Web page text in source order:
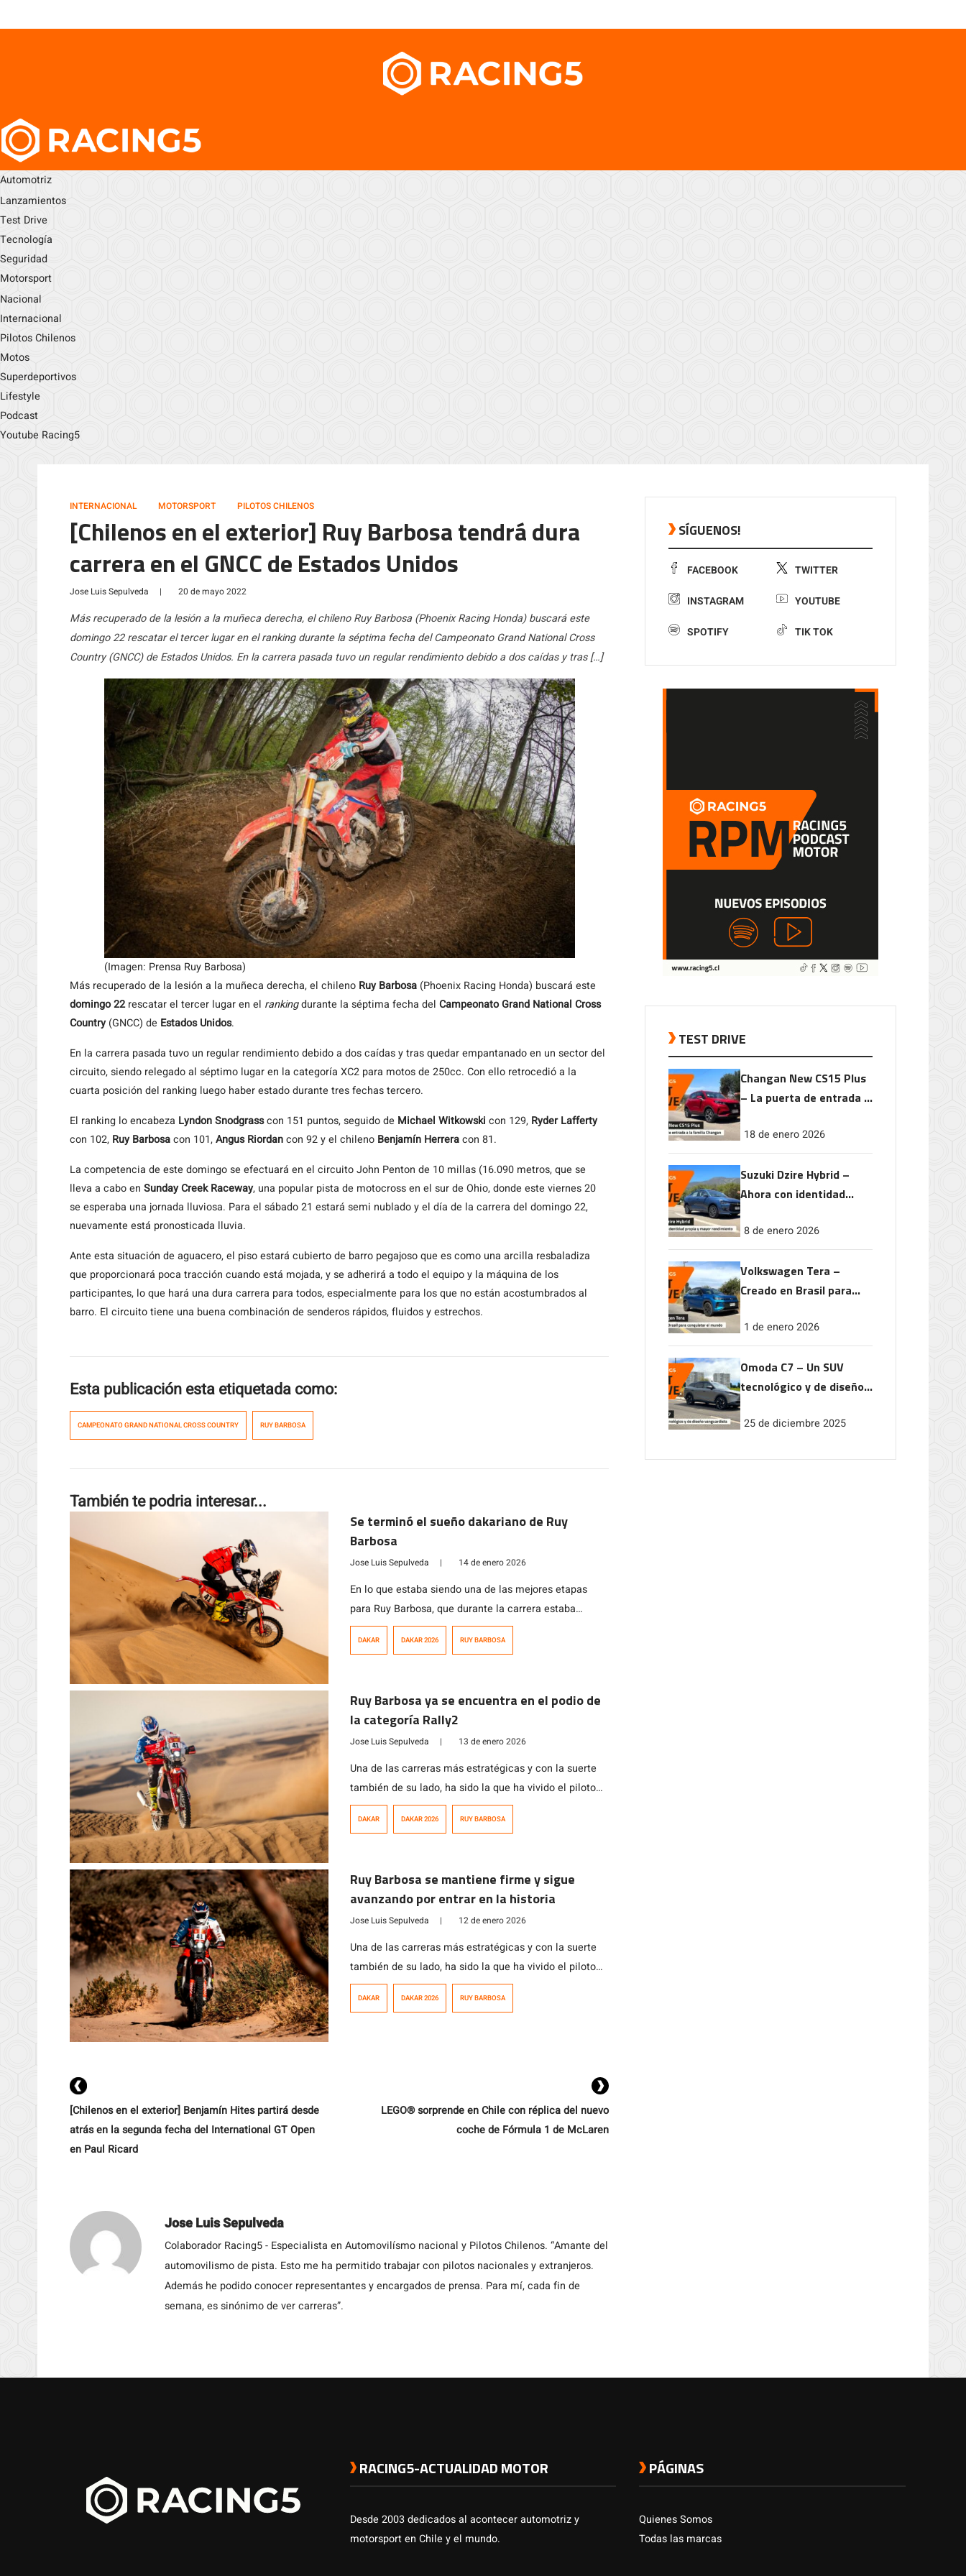
Automotriz
Lanzamientos
Test Drive
Tecnología
Seguridad
Motorsport
Nacional
Internacional
Pilotos Chilenos
Motos
Superdeportivos
Lifestyle
Podcast
Youtube Racing5
INTERNACIONAL MOTORSPORT PILOTOS CHILENOS
[Chilenos en el exterior] Ruy Barbosa tendrá dura
carrera en el GNCC de Estados Unidos
Jose Luis Sepulveda | 20 de mayo 2022
Más recuperado de la lesión a la muñeca derecha, el chileno Ruy Barbosa (Phoenix Racing Honda) buscará este
domingo 22 rescatar el tercer lugar en el ranking durante la séptima fecha del Campeonato Grand National Cross
Country (GNCC) de Estados Unidos. En la carrera pasada tuvo un regular rendimiento debido a dos caídas y tras […]
(Imagen: Prensa Ruy Barbosa)
Más recuperado de la lesión a la muñeca derecha, el chileno Ruy Barbosa (Phoenix Racing Honda) buscará este
domingo 22rescatar el tercer lugar en el rankingdurante la séptima fecha del Campeonato Grand National Cross
Country(GNCC) de Estados Unidos.
En la carrera pasada tuvo un regular rendimiento debido a dos caídas y tras quedar empantanado en un sector del
circuito, siendo relegado al séptimo lugar en la categoría XC2 para motos de 250cc. Con ello retrocedió a la
cuarta posición del ranking luego haber estado durante tres fechas tercero.
El ranking lo encabeza Lyndon Snodgrasscon 151 puntos, seguido de Michael Witkowski con 129, Ryder Lafferty
con 102, Ruy Barbosacon 101,Angus Riordancon 92 y el chileno Benjamín Herreracon 81.
La competencia de este domingo se efectuará en el circuito John Penton de 10 millas (16.090 metros, que se
lleva a cabo en Sunday Creek Raceway, una popular pista de motocross en el sur de Ohio, donde este viernes 20
se esperaba una jornada lluviosa. Para el sábado 21 estará semi nublado y el día de la carrera del domingo 22,
nuevamente está pronosticada lluvia.
Ante esta situación de aguacero, el piso estará cubierto de barro pegajoso que es como una arcilla resbaladiza
que proporcionará poca tracción cuando está mojada, y se adherirá a todo el equipo y la máquina de los
participantes, lo que hará una dura carrera para todos, especialmente para los que no están acostumbrados al
barro. El circuito tiene una buena combinación de senderos rápidos, fluidos y estrechos.
Esta publicación esta etiquetada como:
CAMPEONATO GRAND NATIONAL CROSS COUNTRY RUY BARBOSA
También te podria interesar...
Se terminó el sueño dakariano de Ruy
Barbosa
Jose Luis Sepulveda | 14 de enero 2026
En lo que estaba siendo una de las mejores etapas
para Ruy Barbosa, que durante la carrera estaba
cronometrando tiempos que lo iban a dejar P11 en la
DAKAR DAKAR 2026 RUY BARBOSA
Ruy Barbosa ya se encuentra en el podio de
la categoría Rally2
Jose Luis Sepulveda | 13 de enero 2026
Una de las carreras más estratégicas y con la suerte
también de su lado, ha sido la que ha vivido el piloto
nacional Ruy Barbosa en su categoría de debutante en
DAKAR DAKAR 2026 RUY BARBOSA
Ruy Barbosa se mantiene firme y sigue
avanzando por entrar en la historia
Jose Luis Sepulveda | 12 de enero 2026
Una de las carreras más estratégicas y con la suerte
también de su lado, ha sido la que ha vivido el piloto
nacional Ruy Barbosa en su categoría de debutante en
DAKAR DAKAR 2026 RUY BARBOSA
[Chilenos en el exterior] Benjamín Hites partirá desde
atrás en la segunda fecha del International GT Open
en Paul Ricard
LEGO® sorprende en Chile con réplica del nuevo
coche de Fórmula 1 de McLaren
Jose Luis Sepulveda
Colaborador Racing5 - Especialista en Automovilísmo nacional y Pilotos Chilenos. “Amante del
automovilismo de pista. Esto me ha permitido trabajar con pilotos nacionales y extranjeros.
Además he podido conocer representantes y encargados de prensa. Para mí, cada fin de
semana, es sinónimo de ver carreras”.
SÍGUENOS!
FACEBOOK TWITTER
INSTAGRAM YOUTUBE
SPOTIFY TIK TOK
TEST DRIVE
Changan New CS15 Plus
– La puerta de entrada a
18 de enero 2026
Suzuki Dzire Hybrid –
Ahora con identidad
rendimiento
8 de enero 2026
Volkswagen Tera –
Creado en Brasil para
1 de enero 2026
Omoda C7 – Un SUV
tecnológico y de diseño
25 de diciembre 2025
RACING5-ACTUALIDAD MOTOR
Desde 2003 dedicados al acontecer automotriz y
motorsport en Chile y el mundo.
PÁGINAS
Quienes Somos
Todas las marcas